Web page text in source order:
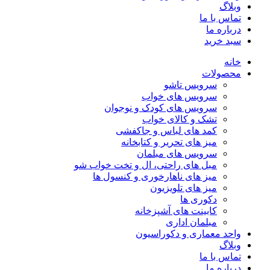
وبلاگ
تماس با ما
درباره ما
سبد خرید
خانه
محصولات
سرویس تاشو
سرویس های خواب
سرویس های کودک و نوجوان
تشک و کالای خواب
کمد های لباس و جاکفشی
میز های تحریر و کتابخانه
سرویس های مبلمان
مبل های راحتی، ال و تخت خواب شو
میز های ناهارخوری و کنسول ها
میز های تلویزیون
دکوری ها
کابینت های آشپزخانه
مبلمان اداری
واحد معماری و دکوراسیون
وبلاگ
تماس با ما
درباره ما